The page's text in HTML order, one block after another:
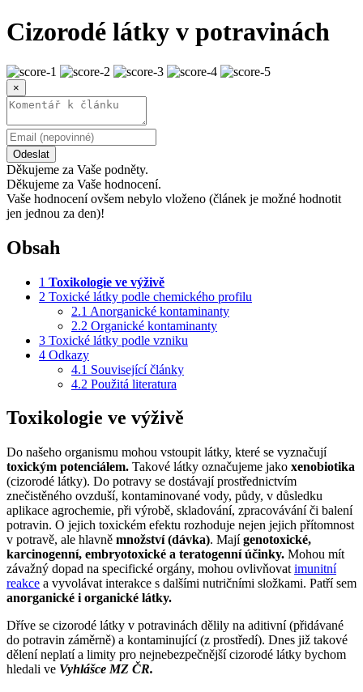
Cizorodé látky v potravinách
×
Odeslat
Děkujeme za Vaše podněty.
Děkujeme za Vaše hodnocení.
Vaše hodnocení ovšem nebylo vloženo (článek je možné hodnotit
jen jednou za den)!
Obsah
1 Toxikologie ve výživě
2 Toxické látky podle chemického profilu
2.1 Anorganické kontaminanty
2.2 Organické kontaminanty
3 Toxické látky podle vzniku
4 Odkazy
4.1 Související články
4.2 Použitá literatura
Toxikologie ve výživě
Do našeho organismu mohou vstoupit látky, které se vyznačují
toxickým potenciálem. Takové látky označujeme jako xenobiotika
(cizorodé látky). Do potravy se dostávají prostřednictvím
znečistěného ovzduší, kontaminované vody, půdy, v důsledku
aplikace agrochemie, při výrobě, skladování, zpracovávání či balení
potravin. O jejich toxickém efektu rozhoduje nejen jejich přítomnost
v potravě, ale hlavně množství (dávka). Majígenotoxické,
karcinogenní, embryotoxické a teratogenní účinky. Mohou mít
závažný dopad na specifické orgány, mohou ovlivňovat imunitní
reakce a vyvolávat interakce s dalšími nutričními složkami. Patří sem
anorganické i organické látky.
Dříve se cizorodé látky v potravinách dělily na aditivní (přidávané
do potravin záměrně) a kontaminující (z prostředí). Dnes již takové
dělení neplatí a limity pro nejnebezpečnější cizorodé látky bychom
hledali ve Vyhlášce MZ ČR.